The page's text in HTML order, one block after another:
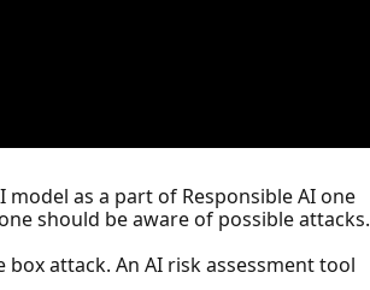
model as a part of Responsible AI one
should be aware of possible attacks.
attack. An AI risk assessment tool